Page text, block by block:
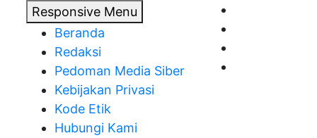
Responsive Menu
Beranda
Redaksi
Pedoman Media Siber
Kebijakan Privasi
Kode Etik
Hubungi Kami